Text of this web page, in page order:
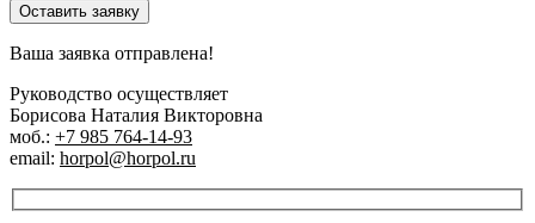
Оставить заявку
Ваша заявка отправлена!
Руководство осуществляет
Борисова Наталия Викторовна
моб.: +7 985 764-14-93
email: horpol@horpol.ru